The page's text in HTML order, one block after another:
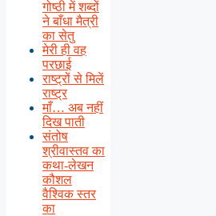
गोष्ठी में शब्दों
ने बाँधा मैत्री
का सेतु
मेरी ही वह
परछाई
राष्ट्रों से मिलें
राष्ट्र
माँ… अब नहीं
दिख पाती
संतोष
श्रीवास्तव का
कथा-लेखन
कौशल
वैश्विक स्तर
का